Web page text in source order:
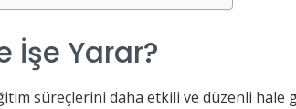
İşe Yarar?
süreçlerini daha etkili ve düzenli hale